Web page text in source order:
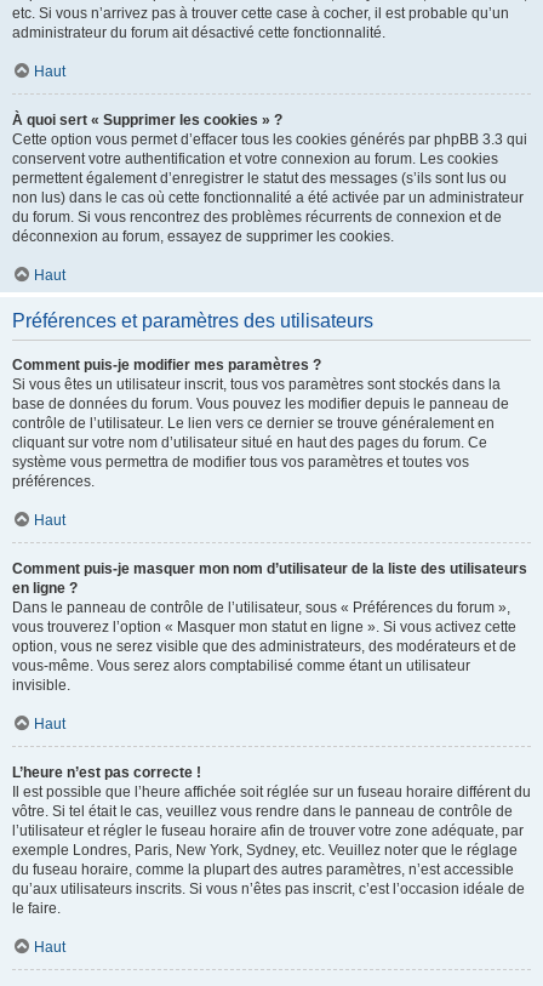
etc. Si vous n’arrivez pas à trouver cette case à cocher, il est probable qu’un
administrateur du forum ait désactivé cette fonctionnalité.
Haut
À quoi sert « Supprimer les cookies » ?
Cette option vous permet d’effacer tous les cookies générés par phpBB 3.3 qui
conservent votre authentification et votre connexion au forum. Les cookies
permettent également d’enregistrer le statut des messages (s’ils sont lus ou
non lus) dans le cas où cette fonctionnalité a été activée par un administrateur
du forum. Si vous rencontrez des problèmes récurrents de connexion et de
déconnexion au forum, essayez de supprimer les cookies.
Haut
Préférences et paramètres des utilisateurs
Comment puis-je modifier mes paramètres ?
Si vous êtes un utilisateur inscrit, tous vos paramètres sont stockés dans la
base de données du forum. Vous pouvez les modifier depuis le panneau de
contrôle de l’utilisateur. Le lien vers ce dernier se trouve généralement en
cliquant sur votre nom d’utilisateur situé en haut des pages du forum. Ce
système vous permettra de modifier tous vos paramètres et toutes vos
préférences.
Haut
Comment puis-je masquer mon nom d’utilisateur de la liste des utilisateurs
en ligne ?
Dans le panneau de contrôle de l’utilisateur, sous « Préférences du forum »,
vous trouverez l’option « Masquer mon statut en ligne ». Si vous activez cette
option, vous ne serez visible que des administrateurs, des modérateurs et de
vous-même. Vous serez alors comptabilisé comme étant un utilisateur
invisible.
Haut
L’heure n’est pas correcte !
Il est possible que l’heure affichée soit réglée sur un fuseau horaire différent du
vôtre. Si tel était le cas, veuillez vous rendre dans le panneau de contrôle de
l’utilisateur et régler le fuseau horaire afin de trouver votre zone adéquate, par
exemple Londres, Paris, New York, Sydney, etc. Veuillez noter que le réglage
du fuseau horaire, comme la plupart des autres paramètres, n’est accessible
qu’aux utilisateurs inscrits. Si vous n’êtes pas inscrit, c’est l’occasion idéale de
le faire.
Haut